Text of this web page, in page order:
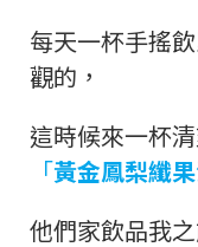
每天一杯手搖
觀的，
這時候來一杯
「黃金鳳梨纖
他們家飲品我